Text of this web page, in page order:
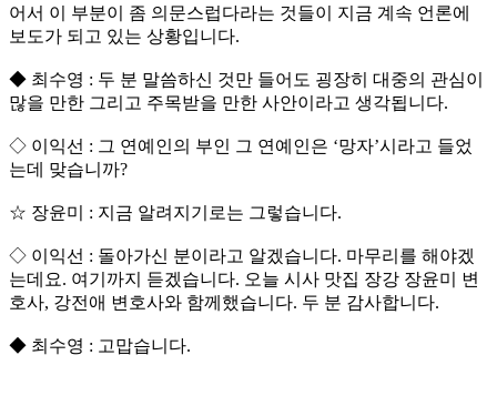
어서 이 부분이 좀 의문스럽다라는 것들이 지금 계속 언론에
보도가 되고 있는 상황입니다.
◆ 최수영 : 두 분 말씀하신 것만 들어도 굉장히 대중의 관심이
많을 만한 그리고 주목받을 만한 사안이라고 생각됩니다.
◇ 이익선 : 그 연예인의 부인 그 연예인은 ‘망자’시라고 들었
는데 맞습니까?
☆ 장윤미 : 지금 알려지기로는 그렇습니다.
◇ 이익선 : 돌아가신 분이라고 알겠습니다. 마무리를 해야겠
는데요. 여기까지 듣겠습니다. 오늘 시사 맛집 장강 장윤미 변
호사, 강전애 변호사와 함께했습니다. 두 분 감사합니다.
◆ 최수영 : 고맙습니다.